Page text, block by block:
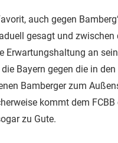
auch gegen
gesagt und zwischen
Erwartungshaltung an
Bayern gegen die in
Bamberger zum
kommt dem FCBB
zu Gute.